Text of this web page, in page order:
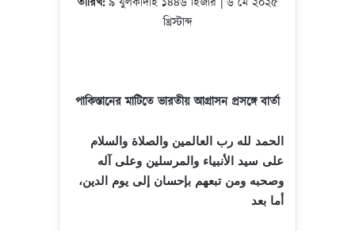
খ্রিস্টাব্দ
পাকিস্তানের মাটিতে ভারতীয় আগ্রাসন প্রসঙ্গে বার্তা
الحمد لله رب العالمين والصلاة والسلام
على سيد الأنبياء والمرسلين وعلى آله
وصحبه ومن تبعهم بإحسان إلى يوم الدين،
أما بعد